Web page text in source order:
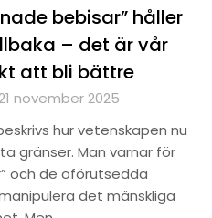
bebisar” håller
– det är vår
att bli bättre
november 2025
hur vetenskapen nu
gränser. Man varnar för
och de oförutsedda
det mänskliga